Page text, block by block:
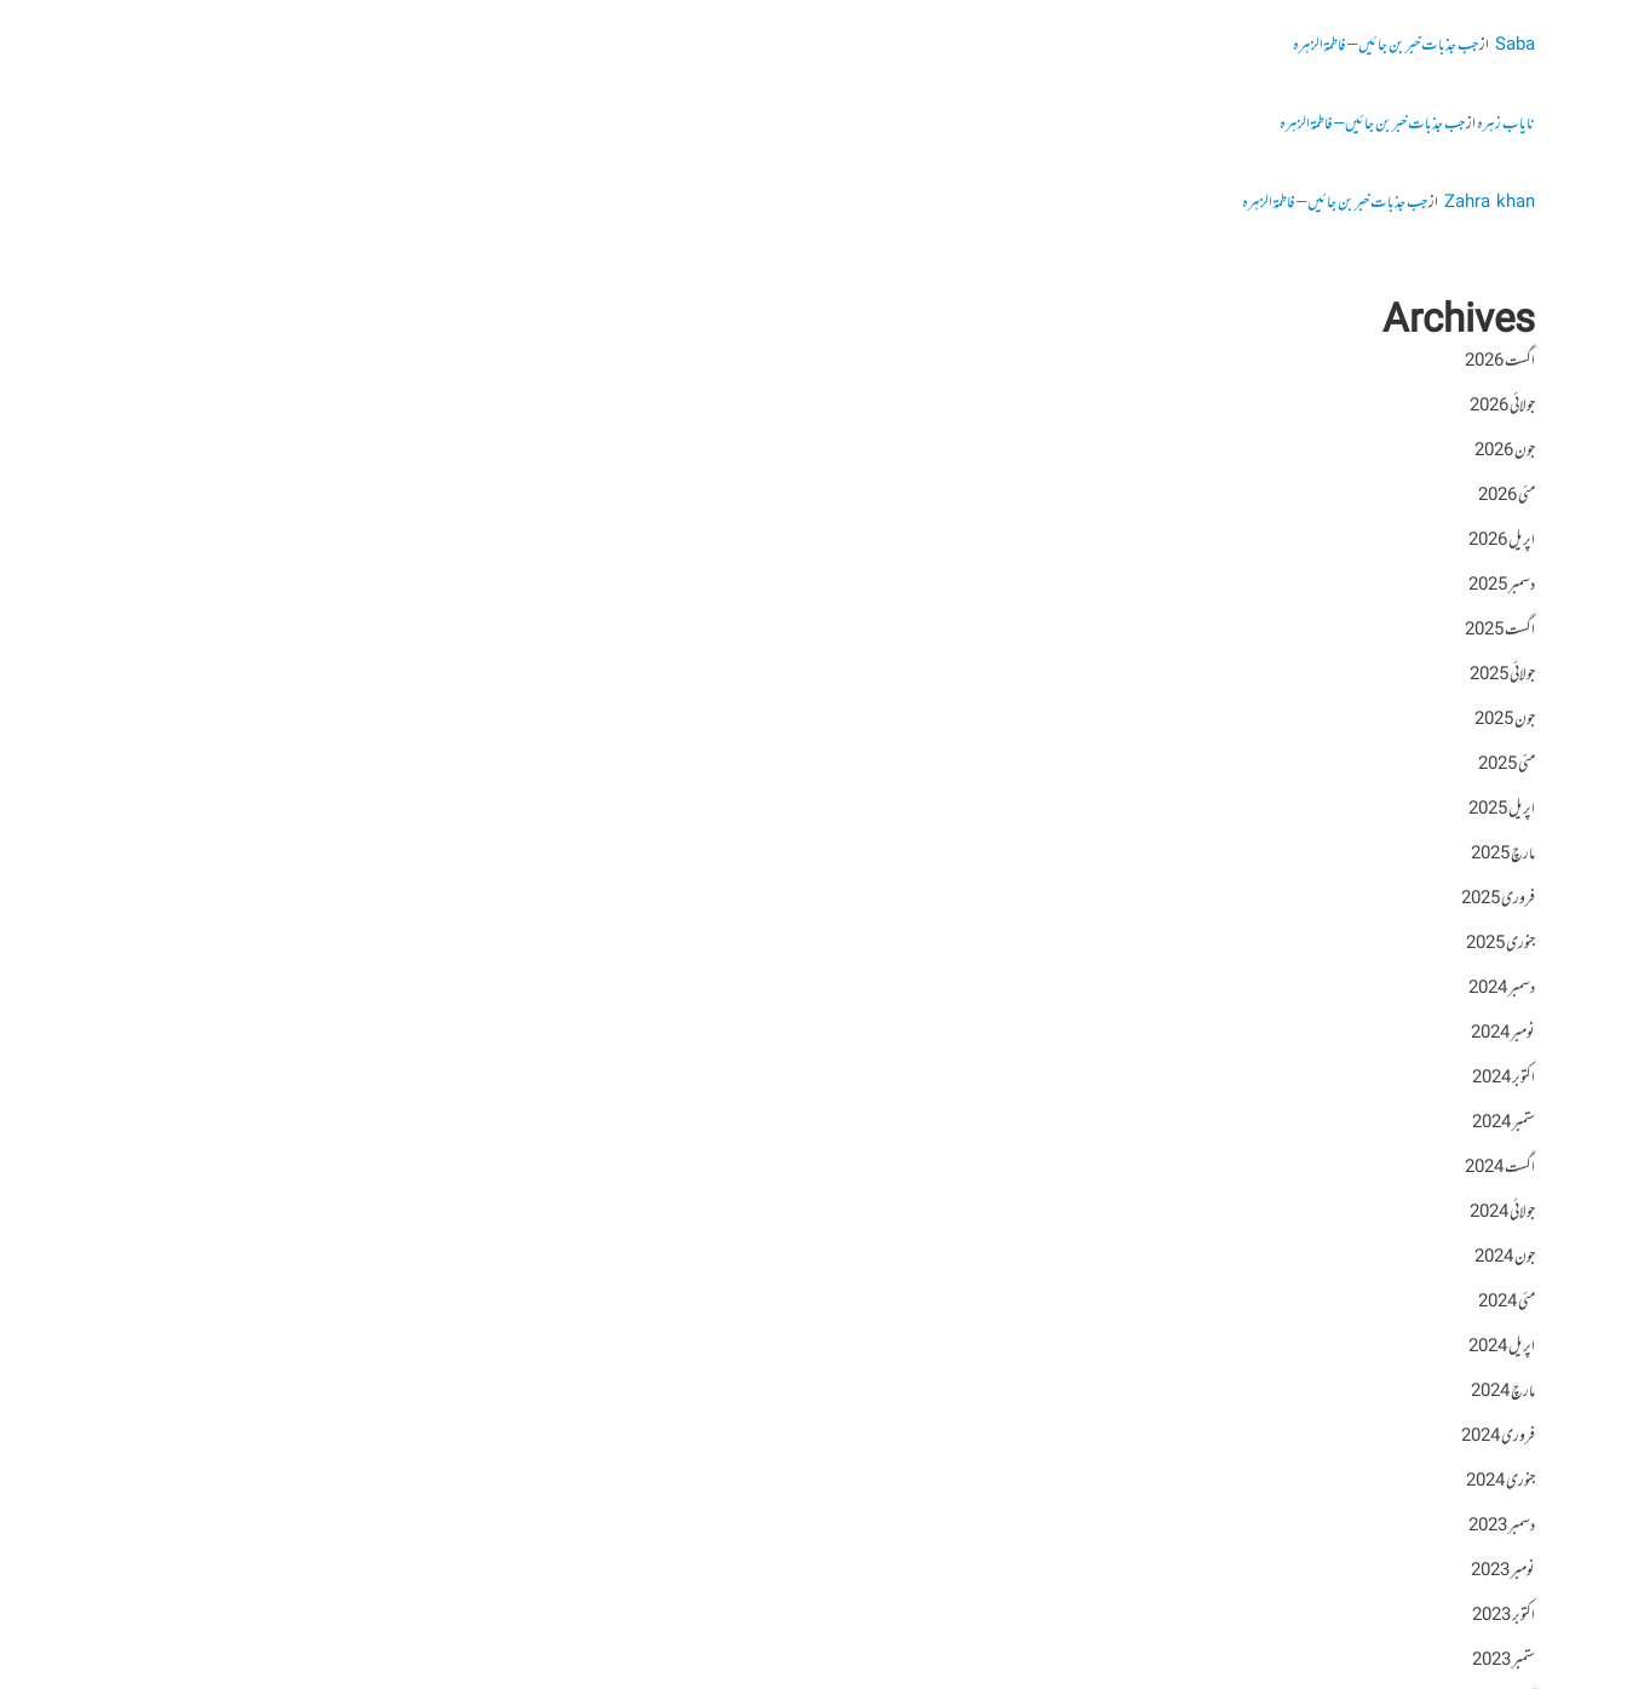
Sabaازجب جذبات خبر بن جائیں – فاطمۃالزہرہ
نایاب زہرہازجب جذبات خبر بن جائیں – فاطمۃالزہرہ
Zahra khanازجب جذبات خبر بن جائیں – فاطمۃالزہرہ
Archives
اگست 2026
جولائی 2026
جون 2026
مئی 2026
اپریل 2026
دسمبر 2025
اگست 2025
جولائی 2025
جون 2025
مئی 2025
اپریل 2025
مارچ 2025
فروری 2025
جنوری 2025
دسمبر 2024
نومبر 2024
اکتوبر 2024
ستمبر 2024
اگست 2024
جولائی 2024
جون 2024
مئی 2024
اپریل 2024
مارچ 2024
فروری 2024
جنوری 2024
دسمبر 2023
نومبر 2023
اکتوبر 2023
ستمبر 2023